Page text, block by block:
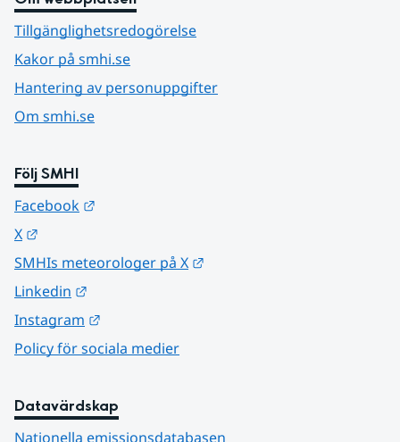
Tillgänglighetsredogörelse
Kakor på smhi.se
Hantering av personuppgifter
Om smhi.se
Följ SMHI
Facebook
X
SMHIs meteorologer på X
Linkedin
Instagram
Policy för sociala medier
Datavärdskap
Nationella emissionsdatabasen